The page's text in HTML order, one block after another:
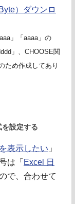
）ダウンロ
」「aaaa」の
」、CHOOSE関
ため作成してあり
を設定する
表示したい 」
は「 Excel 日
で、合わせて